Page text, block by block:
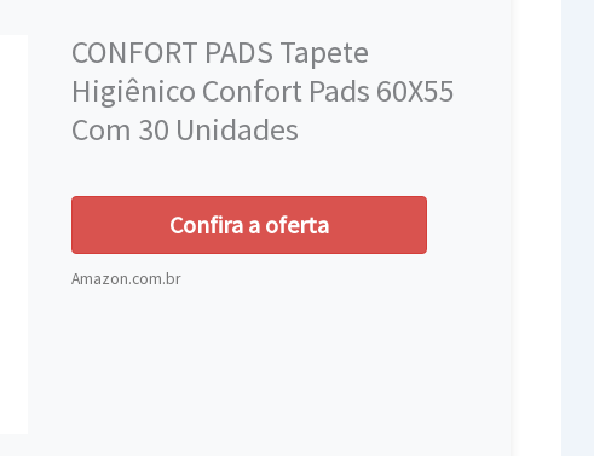
vazamentos
para cães de porte grande.
identificação da quantidade exata de unidades.
CONFORT PADS Tapete
Higiênico Confort Pads 60X55
Com 30 Unidades
Confira a oferta
Amazon.com.br